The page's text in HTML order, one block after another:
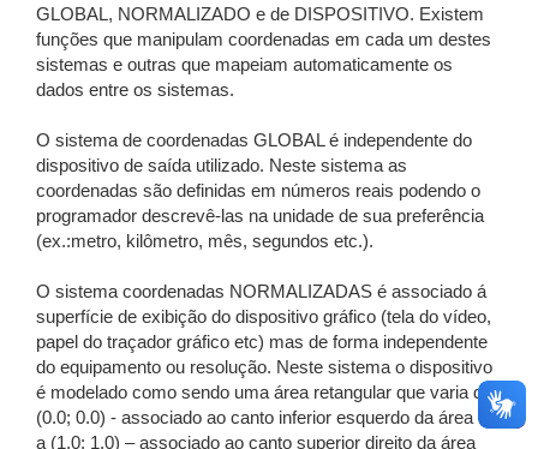
GLOBAL, NORMALIZADO e de DISPOSITIVO. Existem
funções que manipulam coordenadas em cada um destes
sistemas e outras que mapeiam automaticamente os
dados entre os sistemas.
O sistema de coordenadas GLOBAL é independente do
dispositivo de saída utilizado. Neste sistema as
coordenadas são definidas em números reais podendo o
programador descrevê-las na unidade de sua preferência
(ex.:metro, kilômetro, mês, segundos etc.).
O sistema coordenadas NORMALIZADAS é associado á
superfície de exibição do dispositivo gráfico (tela do vídeo,
papel do traçador gráfico etc) mas de forma independente
do equipamento ou resolução. Neste sistema o dispositivo
é modelado como sendo uma área retangular que varia de
(0.0; 0.0) - associado ao canto inferior esquerdo da área útil
a (1.0; 1.0) – associado ao canto superior direito da área